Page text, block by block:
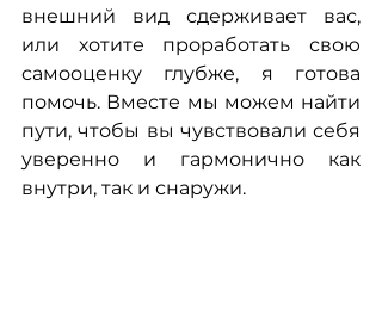
внешний вид сдерживает вас,
или хотите проработать свою
самооценку глубже, я готова
помочь. Вместе мы можем найти
пути, чтобы вы чувствовали себя
уверенно и гармонично как
внутри, так и снаружи.